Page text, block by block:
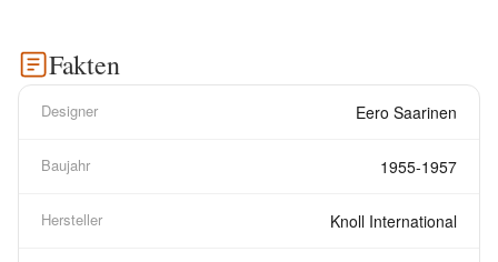
Fakten
Designer Eero Saarinen
Baujahr 1955-1957
Hersteller Knoll International